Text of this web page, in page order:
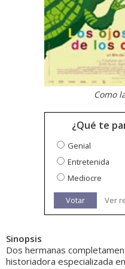
Como
¿Qué te
Genial
Entretenida
Mediocre
Votar Ver
Sinopsis
Dos hermanas
historiadora especializada